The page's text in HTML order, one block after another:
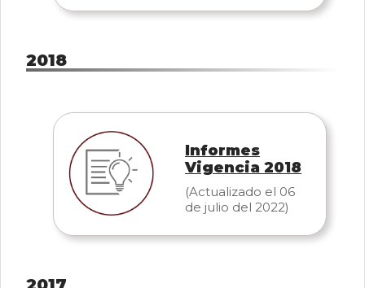
2018
Informes
Vigencia 2018
(Actualizado el 06
de julio del 2022)